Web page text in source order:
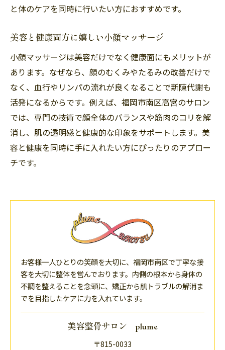
と体のケアを同時に行いたい方におすすめです。
美容と健康両方に嬉しい小顔マッサージ
小顔マッサージは美容だけでなく健康面にもメリットが
あります。なぜなら、顔のむくみやたるみの改善だけで
なく、血行やリンパの流れが良くなることで新陳代謝も
活発になるからです。例えば、福岡市南区高宮のサロン
では、専門の技術で顔全体のバランスや筋肉のコリを解
消し、肌の透明感と健康的な印象をサポートします。美
容と健康を同時に手に入れたい方にぴったりのアプロー
チです。
お客様一人ひとりの笑顔を大切に、福岡市南区で丁寧な接
客を大切に整体を営んでおります。内側の根本から身体の
不調を整えることを念頭に、矯正から肌トラブルの解消ま
でを目指したケアに力を入れています。
美容整骨サロン plume
〒815-0033